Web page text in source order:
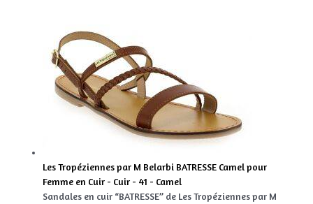
Les Tropéziennes par M Belarbi BATRESSE Camel pour
Femme en Cuir - Cuir - 41 - Camel
Sandales en cuir “BATRESSE” de Les Tropéziennes par M